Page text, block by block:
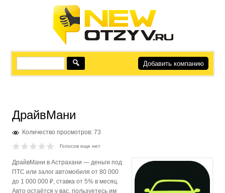
Добавить компанию
ДрайвМани
Количество просмотров: 73
Голосов еще нет
ДрайвМани в Астрахани — деньги под
ПТС или залог автомобиля от 80 000
до 1 000 000 ₽, ставка от 5% в месяц.
Авто остаётся у вас, пользуетесь им